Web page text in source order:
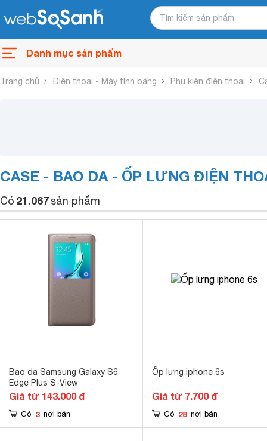
Danh mục sản phẩm
Trang chủ Điện thoại - Máy tính bảng Phụ kiện điện thoại
CASE - BAO DA - ỐP LƯNG ĐIỆN
Có 21.067sản phẩm
Bao da Samsung Galaxy S6
Edge Plus S-View
Giá từ 143.000 đ
Có 3 nơi bán
Ốp lưng iphone 6s
Giá từ 7.700 đ
Có 28 nơi bán